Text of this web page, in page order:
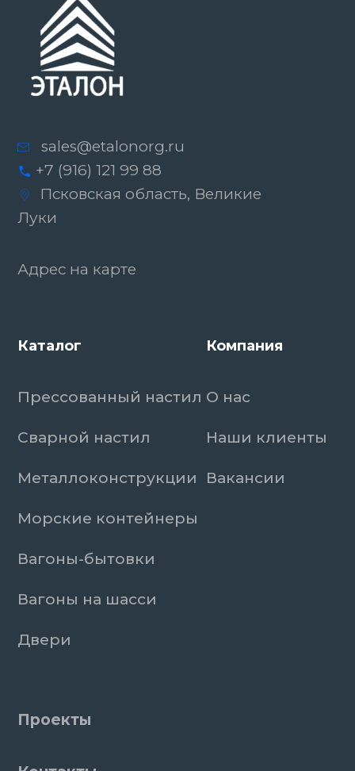
sales@etalonorg.ru
+7 (916) 121 99 88
Псковская область, Великие
Луки
Адрес на карте
Каталог
Прессованный настил
Сварной настил
Металлоконструкции
Морские контейнеры
Вагоны-бытовки
Вагоны на шасси
Двери
Компания
О нас
Наши клиенты
Вакансии
Проекты